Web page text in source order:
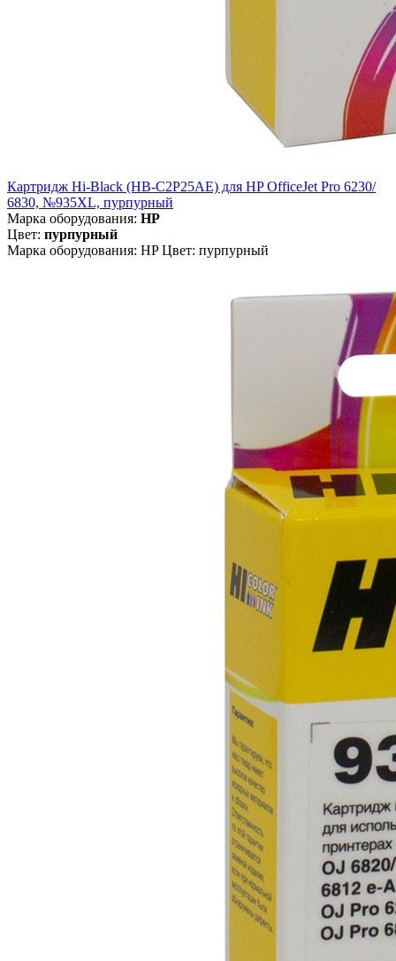
Картридж Hi-Black (HB-C2P25AE) для HP OfficeJet Pro 6230/
6830, №935XL, пурпурный
Марка оборудования: HP
Цвет: пурпурный
Марка оборудования: HP Цвет: пурпурный